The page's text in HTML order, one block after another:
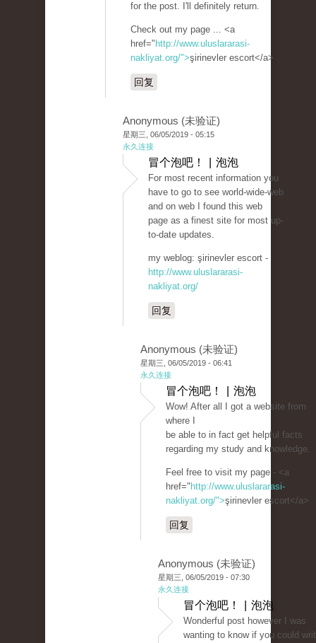
for the post. I'll definitely return.
Check out my page ... <a
href=" http://www.uluslararasi-
nakliyat.org/">şirinevler escort</a>
回复
Anonymous (未验证)
星期三, 06/05/2019 - 05:15
永久连接
冒个泡吧！ | 泡泡
For most recent information you
have to go to see world-wide-web
and on web I found this web
page as a finest site for most up-
to-date updates.
my weblog: şirinevler escort -
http://www.uluslararasi-
nakliyat.org/
回复
Anonymous (未验证)
星期三, 06/05/2019 - 06:41
永久连接
冒个泡吧！ | 泡泡
Wow! After all I got a website from
where I
be able to in fact get helpful facts
regarding my study and knowledge.
Feel free to visit my page - <a
href=" http://www.uluslararasi-
nakliyat.org/">şirinevler escort</a>
回复
Anonymous (未验证)
星期三, 06/05/2019 - 07:30
永久连接
冒个泡吧！ | 泡泡
Wonderful post however I was
wanting to know if you could